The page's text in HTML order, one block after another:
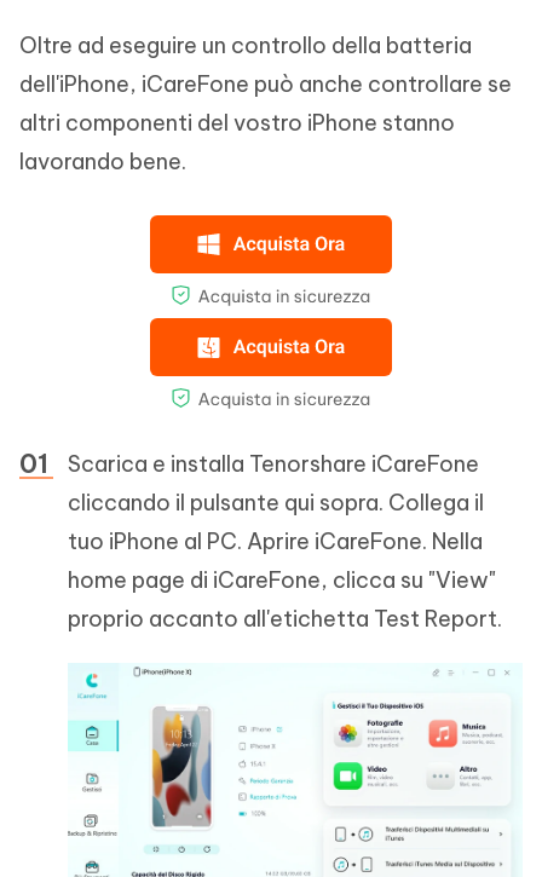
Oltre ad eseguire un controllo della batteria
dell'iPhone, iCareFone può anche controllare se
altri componenti del vostro iPhone stanno
lavorando bene.
Scarica e installa Tenorshare iCareFone
cliccando il pulsante qui sopra. Collega il
tuo iPhone al PC. Aprire iCareFone. Nella
home page di iCareFone, clicca su "View"
proprio accanto all'etichetta Test Report.